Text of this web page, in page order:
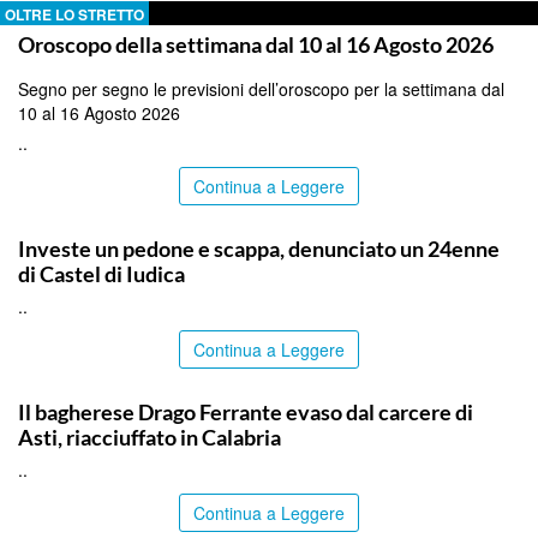
OLTRE LO STRETTO
Oroscopo della settimana dal 10 al 16 Agosto 2026
Segno per segno le previsioni dell’oroscopo per la settimana dal
10 al 16 Agosto 2026
..
Continua a Leggere
Investe un pedone e scappa, denunciato un 24enne
di Castel di Iudica
..
Continua a Leggere
Il bagherese Drago Ferrante evaso dal carcere di
Asti, riacciuffato in Calabria
..
Continua a Leggere